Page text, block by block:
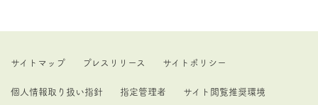
サイトマップ プレスリリース サイトポリシー
個人情報取り扱い指針 指定管理者 サイト閲覧推奨環境